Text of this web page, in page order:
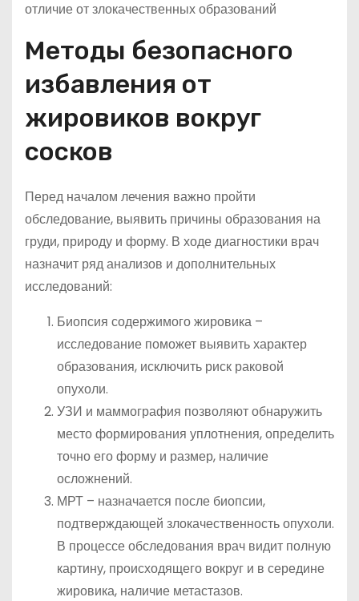
Методы безопасного
избавления от
жировиков вокруг
сосков
Перед началом лечения важно пройти
обследование, выявить причины образования на
груди, природу и форму. В ходе диагностики врач
назначит ряд анализов и дополнительных
исследований:
Биопсия содержимого жировика –
исследование поможет выявить характер
образования, исключить риск раковой
опухоли.
УЗИ и маммография позволяют обнаружить
место формирования уплотнения, определить
точно его форму и размер, наличие
осложнений.
МРТ – назначается после биопсии,
подтверждающей злокачественность опухоли.
В процессе обследования врач видит полную
картину, происходящего вокруг и в середине
жировика, наличие метастазов.